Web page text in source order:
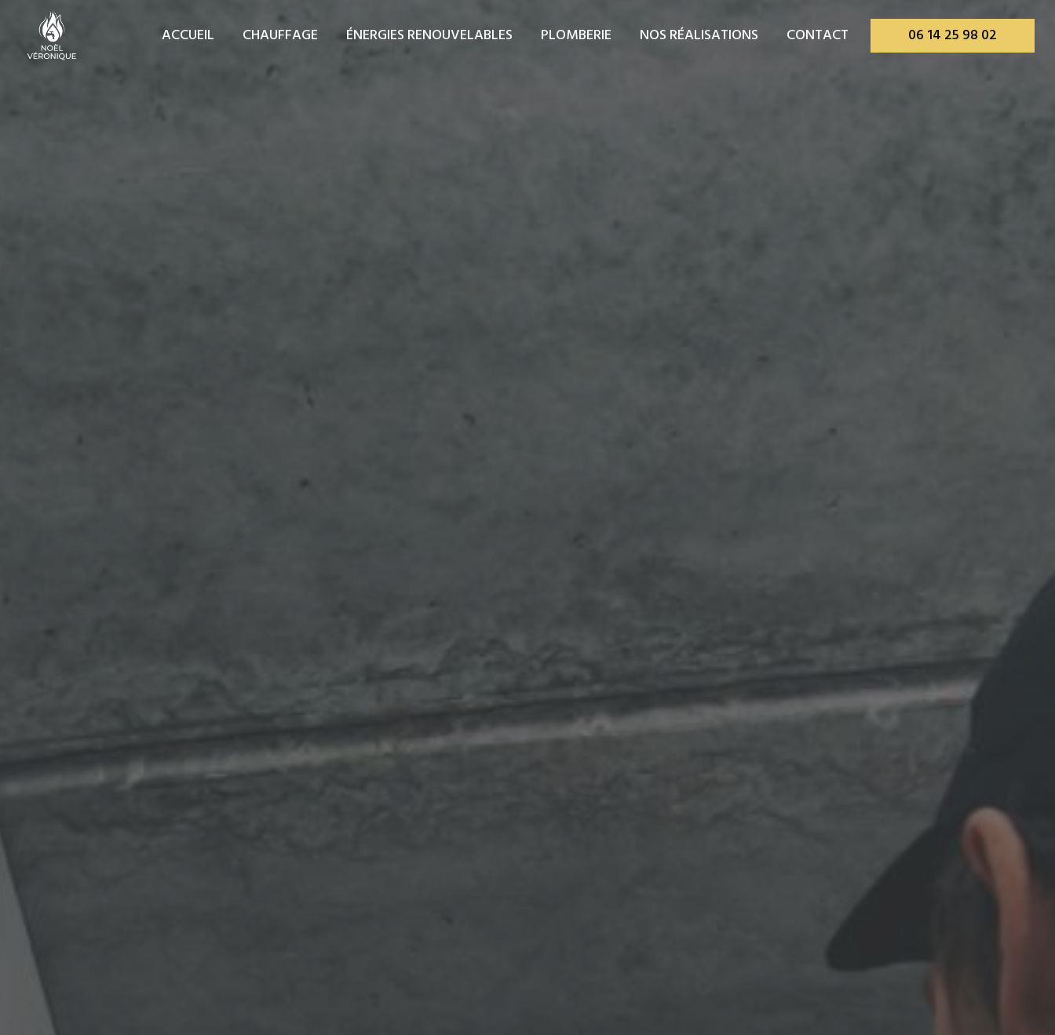
ACCUEIL CHAUFFAGE ÉNERGIES RENOUVELABLES PLOMBERIE NOS RÉALISATIONS CONTACT 06 14 25 98 02
Cookies management panel